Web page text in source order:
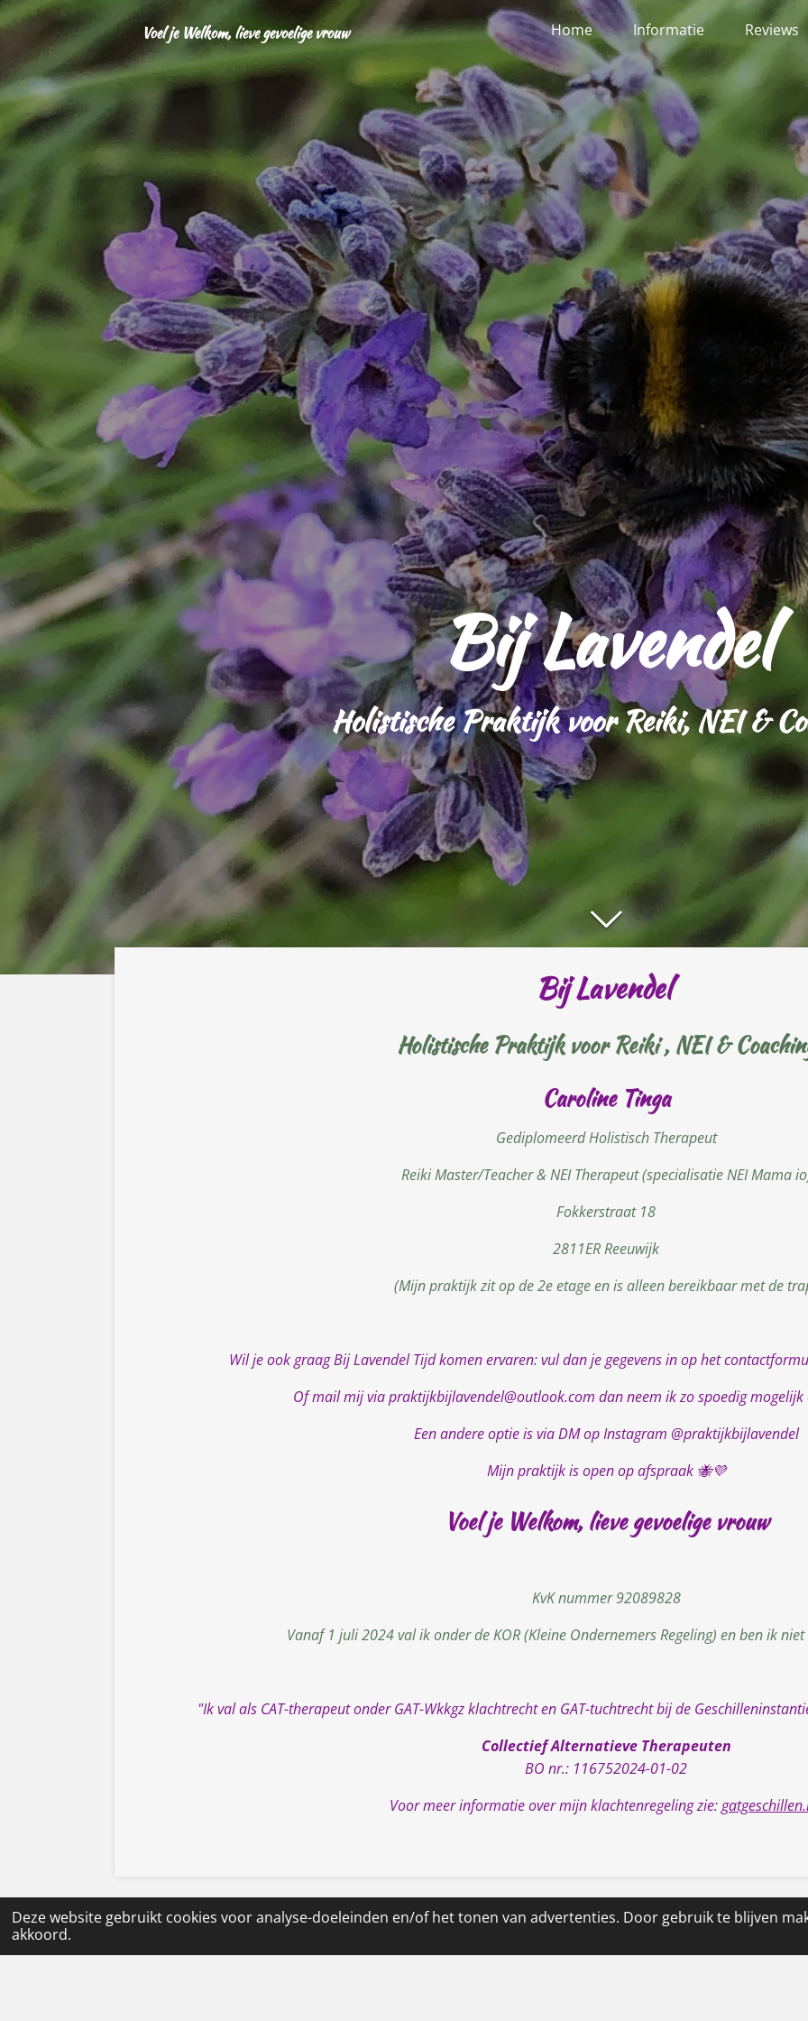
Deze website gebruikt cookies voor analyse-doeleinden en/of het tonen van advertenties. Door gebruik te blijven
akkoord.
Ga
naar
de
hoofdinhoud
Voel je Welkom, lieve gevoelige vrouw Home Informatie Reviews
Bij Lavendel
Holistische Praktijk voor Reiki, NEI &
Bij Lavendel
Holistische Praktijk voor Reiki , NEI &
Caroline Tinga
Gediplomeerd Holistisch Therapeut
Reiki Master/Teacher & NEI Therapeut (specialisatie NEI Mama
Fokkerstraat 18
2811ER Reeuwijk
(Mijn praktijk zit op de 2e etage en is alleen bereikbaar met de
Wil je ook graag Bij Lavendel Tijd komen ervaren: vul dan je gegevens in op het
Of mail mij via praktijkbijlavendel@outlook.com dan neem ik zo spoedig
Een andere optie isvia DM op Instagram @praktijkbijlavendel
Mijn praktijk is open op afspraak 🐝💜
Voel je Welkom, lieve gevoelige vrouw
KvK nummer 92089828
Vanaf 1 juli 2024 val ik onder de KOR (Kleine Ondernemers Regeling) en ben ik
"Ik val als CAT-therapeut onder GAT-Wkkgz klachtrecht en GAT-tuchtrecht bij de
Collectief Alternatieve Therapeuten
BO nr.: 116752024-01-02
Voor meer informatie over mijn klachtenregeling zie:
Bij Lavendeltijd